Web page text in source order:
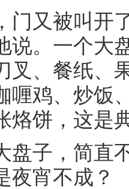
又被叫开了
说。一个大
叉、餐纸、
喱鸡、炒饭
烙饼，这是
子，简直不
夜宵不成？